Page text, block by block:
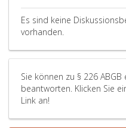
Es sind keine
vorhanden.
Sie können zu § 226
beantworten. Klicken Sie
Link an!